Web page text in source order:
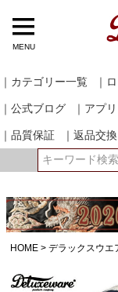
MENU
｜カテゴリー一覧 ｜
｜公式ブログ ｜アプリ
｜品質保証 ｜返品交換
HOME デラックスウエ